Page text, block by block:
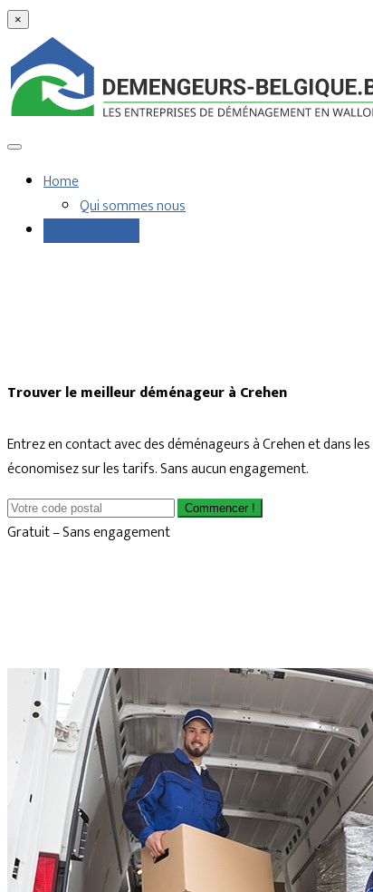
×
Home
Qui sommes nous
Trouver le meilleur déménageur à Crehen
Entrez en contact avec des déménageurs à Crehen et dans
économisez sur les tarifs. Sans aucun engagement.
Commencer !
Gratuit – Sans engagement